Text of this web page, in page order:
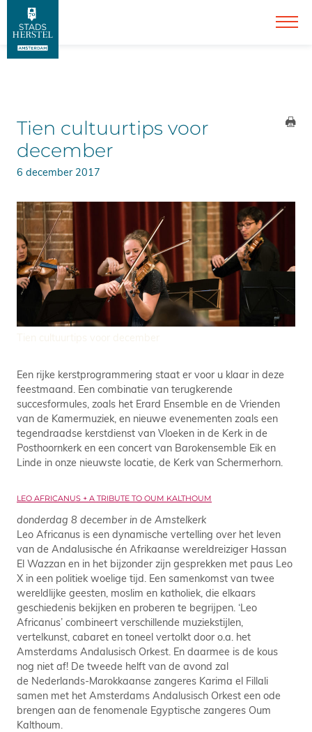
Tien cultuurtips voor
december
6 december 2017
Een rijke kerstprogrammering staat er voor u klaar in deze
feestmaand. Een combinatie van terugkerende
succesformules, zoals het Erard Ensemble en de Vrienden
van de Kamermuziek, en nieuwe evenementen zoals een
tegendraadse kerstdienst van Vloeken in de Kerk in de
Posthoornkerk en een concert van Barokensemble Eik en
Linde in onze nieuwste locatie, de Kerk van Schermerhorn.
LEO AFRICANUS + A TRIBUTE TO OUM KALTHOUM
donderdag 8 december in de Amstelkerk
Leo Africanus is een dynamische vertelling over het leven
van de Andalusische én Afrikaanse wereldreiziger Hassan
El Wazzan en in het bijzonder zijn gesprekken met paus Leo
X in een politiek woelige tijd. Een samenkomst van twee
wereldlijke geesten, moslim en katholiek, die elkaars
geschiedenis bekijken en proberen te begrijpen. ‘Leo
Africanus’ combineert verschillende muziekstijlen,
vertelkunst, cabaret en toneel vertolkt door o.a. het
Amsterdams Andalusisch Orkest. En daarmee is de kous
nog niet af! De tweede helft van de avond zal
de Nederlands-Marokkaanse zangeres Karima el Fillali
samen met het Amsterdams Andalusisch Orkest een ode
brengen aan de fenomenale Egyptische zangeres Oum
Kalthoum.